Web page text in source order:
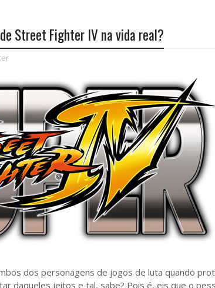
Street Fighter IV na vida real?
dos personagens de jogos de luta quando
daqueles jeitos e tal, sabe? Pois é, eis que o